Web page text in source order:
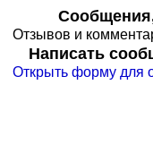
Отзывов и
Написать
Открыть форму для